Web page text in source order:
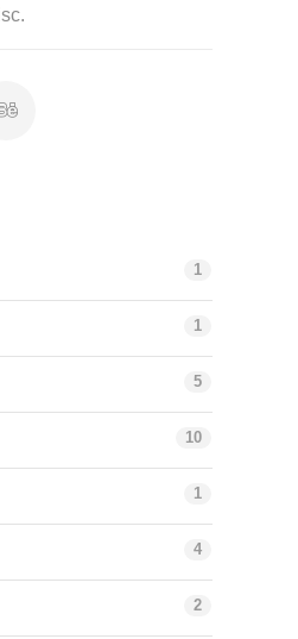
1
1
5
10
1
4
2